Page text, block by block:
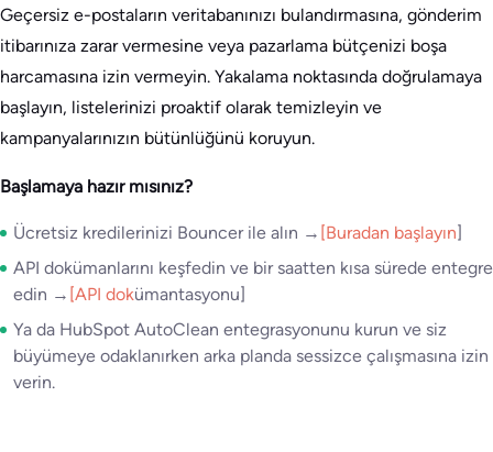
Geçersiz e-postaların veritabanınızı bulandırmasına, gönderim
itibarınıza zarar vermesine veya pazarlama bütçenizi boşa
harcamasına izin vermeyin. Yakalama noktasında doğrulamaya
başlayın, listelerinizi proaktif olarak temizleyin ve
kampanyalarınızın bütünlüğünü koruyun.
Başlamaya hazır mısınız?
Ücretsiz kredilerinizi Bouncer ile alın → [Buradan başlayın]
API dokümanlarını keşfedin ve bir saatten kısa sürede entegre
edin → [API dokümantasyonu]
Ya da HubSpot AutoClean entegrasyonunu kurun ve siz
büyümeye odaklanırken arka planda sessizce çalışmasına izin
verin.